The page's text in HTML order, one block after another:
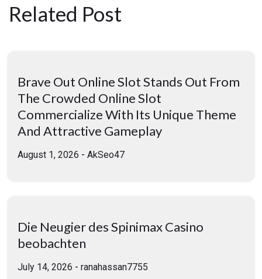
Related Post
Brave Out Online Slot Stands Out From
The Crowded Online Slot
Commercialize With Its Unique Theme
And Attractive Gameplay
August 1, 2026 - AkSeo47
Die Neugier des Spinimax Casino
beobachten
July 14, 2026 - ranahassan7755